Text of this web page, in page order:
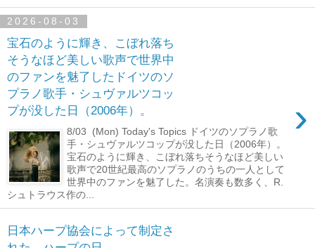
2026-08-03
宝石のように輝き、こぼれ落ち
そうなほど美しい歌声で世界中
のファンを魅了したドイツのソ
プラノ歌手・シュヴァルツコッ
プが没した日（2006年）。
›
8/03 (Mon) Today's Topics ドイツのソプラノ歌
手・シュヴァルツコップが没した日（2006年）。
宝石のように輝き、こぼれ落ちそうなほど美しい
歌声で20世紀最高のソプラノのうちの一人として
世界中のファンを魅了した。名演奏も数多く、R.
シュトラウス作の...
日本ハープ協会によって制定さ